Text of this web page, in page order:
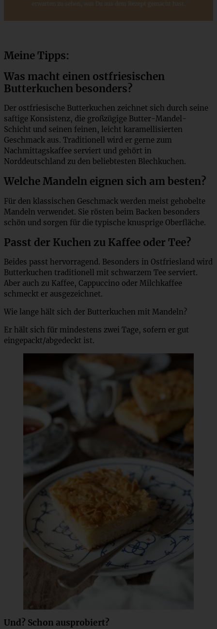
erwarten zu sehen, was Du aus dem Rezept gemacht hast.
Meine Tipps:
Was macht einen ostfriesischen
Butterkuchen besonders?
Der ostfriesische Butterkuchen zeichnet sich durch seine
saftige Konsistenz, die großzügige Butter-Mandel-
Schicht und seinen feinen, leicht karamellisierten
Geschmack aus. Traditionell wird er gerne zum
Nachmittagskaffee serviert und gehört in
Norddeutschland zu den beliebtesten Blechkuchen.
Welche Mandeln eignen sich am besten?
Für den klassischen Geschmack werden meist gehobelte
Mandeln verwendet. Sie rösten beim Backen besonders
schön und sorgen für die typische knusprige Oberfläche.
Passt der Kuchen zu Kaffee oder Tee?
Beides passt hervorragend. Besonders in Ostfriesland wird
Butterkuchen traditionell mit schwarzem Tee serviert.
Aber auch zu Kaffee, Cappuccino oder Milchkaffee
schmeckt er ausgezeichnet.
Wie lange hält sich der Butterkuchen mit Mandeln?
Er hält sich für mindestens zwei Tage, sofern er gut
eingepackt/abgedeckt ist.
Und? Schon ausprobiert?